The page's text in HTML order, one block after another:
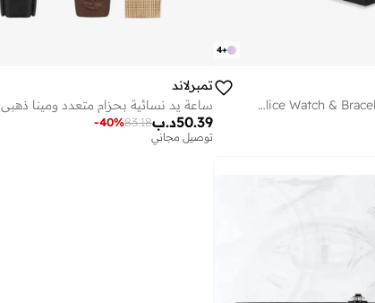
+
4
Police Watch & Bracelet Gift Set for Women
تمبرلاند
ساعة يد نسائية بحزام متعدد ومينا ذهبي
د.ب50.39
83.18
-40%
توصيل مجاني